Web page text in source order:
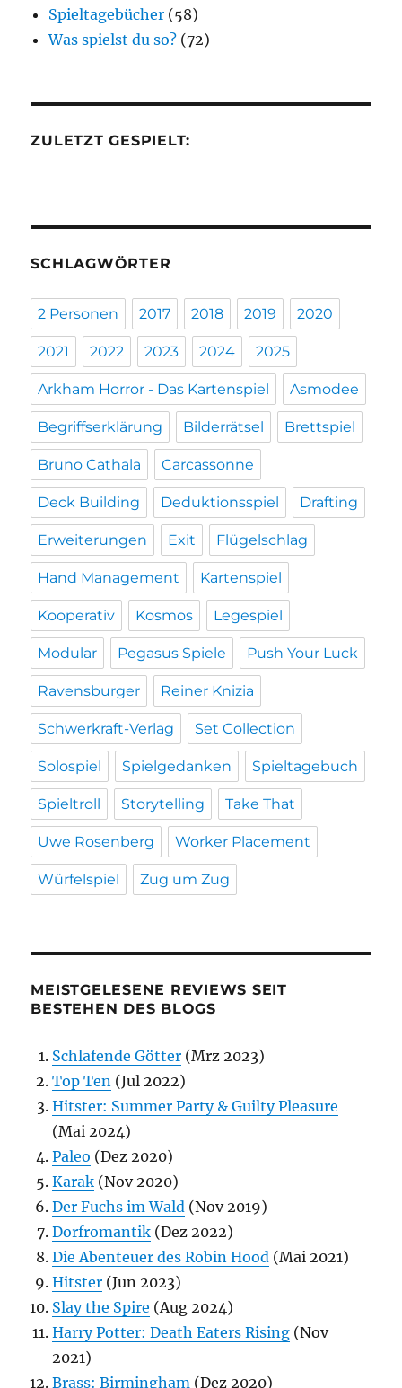
Spieltagebücher (58)
Was spielst du so? (72)
ZULETZT GESPIELT:
SCHLAGWÖRTER
2 Personen 2017 2018 2019 2020
2021 2022 2023 2024 2025
Arkham Horror - Das Kartenspiel Asmodee
Begriffserklärung Bilderrätsel Brettspiel
Bruno Cathala Carcassonne
Deck Building Deduktionsspiel Drafting
Erweiterungen Exit Flügelschlag
Hand Management Kartenspiel
Kooperativ Kosmos Legespiel
Modular Pegasus Spiele Push Your Luck
Ravensburger Reiner Knizia
Schwerkraft-Verlag Set Collection
Solospiel Spielgedanken Spieltagebuch
Spieltroll Storytelling Take That
Uwe Rosenberg Worker Placement
Würfelspiel Zug um Zug
MEISTGELESENE REVIEWS SEIT
BESTEHEN DES BLOGS
Schlafende Götter (Mrz 2023)
Top Ten (Jul 2022)
Hitster: Summer Party & Guilty Pleasure
(Mai 2024)
Paleo (Dez 2020)
Karak (Nov 2020)
Der Fuchs im Wald (Nov 2019)
Dorfromantik (Dez 2022)
Die Abenteuer des Robin Hood (Mai 2021)
Hitster (Jun 2023)
Slay the Spire (Aug 2024)
Harry Potter: Death Eaters Rising (Nov
2021)
Brass: Birmingham (Dez 2020)